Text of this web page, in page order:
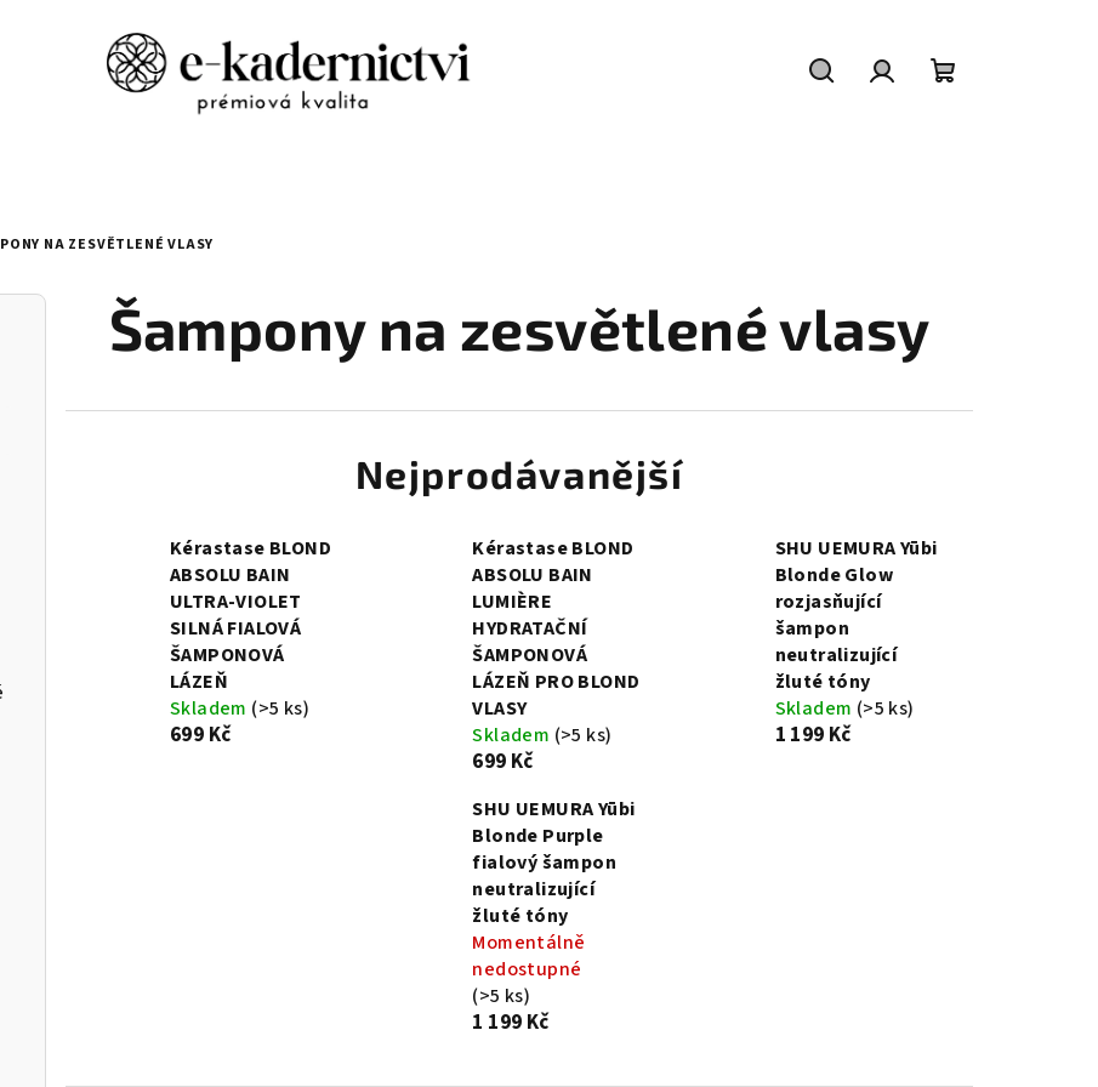
NA ZESVĚTLENÉ VLASY
Šampony na zesvětlené vlasy
Nejprodávanější
Kérastase BLOND
ABSOLU BAIN
ULTRA-VIOLET
SILNÁ FIALOVÁ
ŠAMPONOVÁ
LÁZEŇ
Skladem (>5 ks)
699 Kč
Kérastase BLOND
ABSOLU BAIN
LUMIÈRE
HYDRATAČNÍ
ŠAMPONOVÁ
LÁZEŇ PRO BLOND
VLASY
Skladem (>5 ks)
699 Kč
SHU UEMURA Yūbi
Blonde Glow
rozjasňující
šampon
neutralizující
žluté tóny
Skladem (>5 ks)
1 199 Kč
SHU UEMURA Yūbi
Blonde Purple
fialový šampon
neutralizující
žluté tóny
Momentálně
nedostupné
(>5 ks)
1 199 Kč